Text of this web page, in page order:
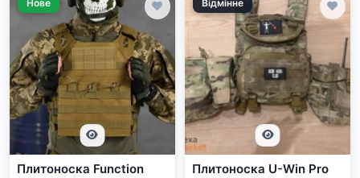
Нове
Плитоноска Function
Відмінне
Плитоноска U-Win Pro